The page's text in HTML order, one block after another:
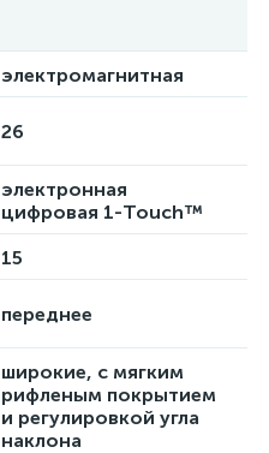
электромагнитная
26
электронная
цифровая 1-Touch™
15
переднее
широкие, с мягким
рифленым покрытием
и регулировкой угла
наклона